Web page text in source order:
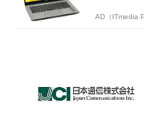
AD（ITmedia